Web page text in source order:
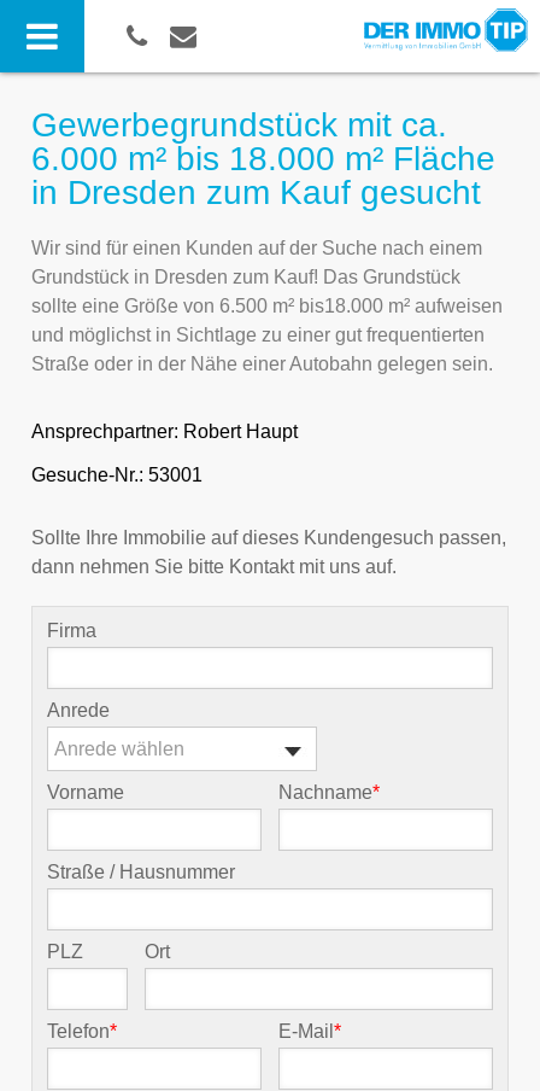
Gewerbegrundstück mit ca.
6.000 m² bis 18.000 m² Fläche
in Dresden zum Kauf gesucht
Wir sind für einen Kunden auf der Suche nach einem
Grundstück in Dresden zum Kauf! Das Grundstück
sollte eine Größe von 6.500 m² bis18.000 m² aufweisen
und möglichst in Sichtlage zu einer gut frequentierten
Straße oder in der Nähe einer Autobahn gelegen sein.
Ansprechpartner: Robert Haupt
Gesuche-Nr.: 53001
Sollte Ihre Immobilie auf dieses Kundengesuch passen,
dann nehmen Sie bitte Kontakt mit uns auf.
Firma
Anrede
Anrede wählen
Vorname Nachname*
Straße / Hausnummer
PLZ Ort
Telefon* E-Mail*